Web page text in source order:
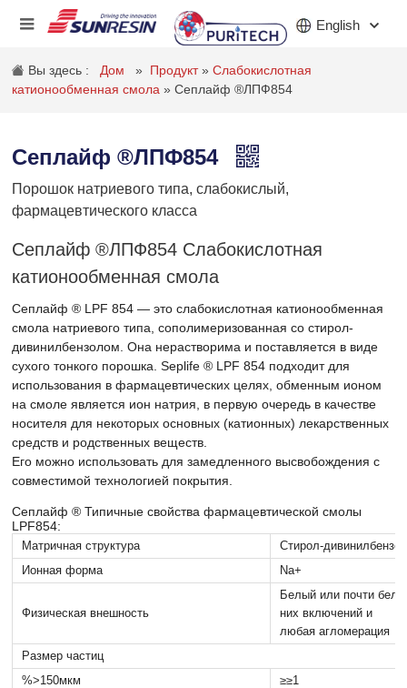
English
ПРОДУКТ
ПРИЛОЖЕНИЕ
ИНВЕСТОРЫ
НОВОСТИ
КАРЬЕРА
КОНТАКТ
Вы здесь : Дом » Продукт»Слабокислотная
катионообменная смола»Сеплайф ®ЛПФ854
Сеплайф ®ЛПФ854
Порошок натриевого типа, слабокислый,
фармацевтического класса
Сеплайф ®ЛПФ854 Слабокислотная
катионообменная смола
Сеплайф ® LPF 854 — это слабокислотная катионообменная
смола натриевого типа, сополимеризованная со стирол-
дивинилбензолом. Она нерастворима и поставляется в виде
сухого тонкого порошка. Seplife ® LPF 854 подходит для
использования в фармацевтических целях, обменным ионом
на смоле является ион натрия, в первую очередь в качестве
носителя для некоторых основных (катионных) лекарственных
средств и родственных веществ.
Его можно использовать для замедленного высвобождения с
совместимой технологией покрытия.
Сеплайф ® Типичные свойства фармацевтической смолы
LPF854:
Матричная структура
Стирол-
Ионная форма
Na+
Физическая внешность
Белый или почти
них включений и
любая агломерация
Размер частиц
%>150мкм
≥≥1